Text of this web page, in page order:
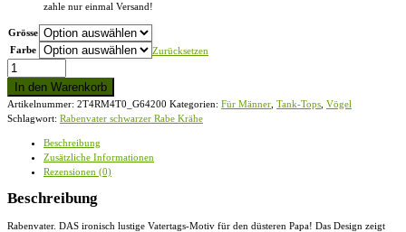
zahle nur einmal Versand!
Grösse
Farbe
Zurücksetzen
Rabenvater
schwarzer
Rabe
Krähe
-
In den Warenkorb
Artikelnummer: 2T4RM4T0_G64200 Kategorien: Für Männer Tank-Tops Vögel
Schlagwort: Rabenvater schwarzer Rabe Krähe
Beschreibung
Zusätzliche Informationen
Rezensionen (0)
Beschreibung
Rabenvater. DAS ironisch lustige Vatertags-Motiv für den düsteren Papa! Das Design zeigt